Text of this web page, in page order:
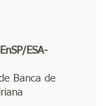
ESA-
Banca de